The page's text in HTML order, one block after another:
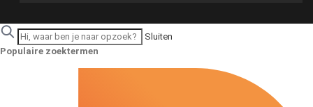
Sluiten
Populaire zoektermen